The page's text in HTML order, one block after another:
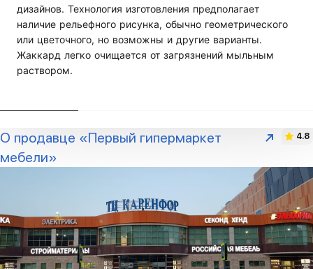
дизайнов. Технология изготовления предполагает
наличие рельефного рисунка, обычно геометрического
или цветочного, но возможны и другие варианты.
Жаккард легко очищается от загрязнений мыльным
раствором.
О продавце «Первый гипермаркет
мебели»
4.8